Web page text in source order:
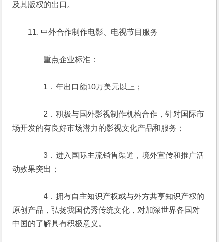
及其版权的出口。
11. 中外合作制作电影、电视节目服务
重点企业标准：
1．年出口额10万美元以上；
2．积极与国外影视制作机构合作，针对国际市
场开发的有良好市场潜力的影视文化产品和服务；
3．进入国际主流销售渠道，境外宣传和推广活
动效果突出；
4．拥有自主知识产权或与外方共享知识产权的
原创产品，弘扬我国优秀传统文化，对加深世界各国对
中国的了解具有积极意义。